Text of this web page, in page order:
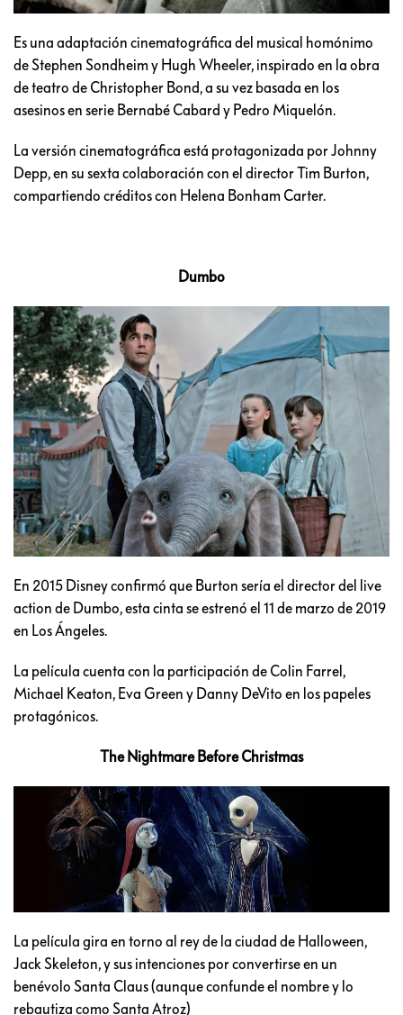
Es una adaptación cinematográfica del musical homónimo
de Stephen Sondheim y Hugh Wheeler, inspirado en la obra
de teatro de Christopher Bond, a su vez basada en los
asesinos en serie Bernabé Cabard y Pedro Miquelón.
La versión cinematográfica está protagonizada por Johnny
Depp, en su sexta colaboración con el director Tim Burton,
compartiendo créditos con Helena Bonham Carter.
Dumbo
En 2015 Disney confirmó que Burton sería el director del live
action de Dumbo, esta cinta se estrenó el 11 de marzo de 2019
en Los Ángeles.
La película cuenta con la participación de Colin Farrel,
Michael Keaton, Eva Green y Danny DeVito en los papeles
protagónicos.
The Nightmare Before Christmas
La película gira en torno al rey de la ciudad de Halloween,
Jack Skeleton, y sus intenciones por convertirse en un
benévolo Santa Claus (aunque confunde el nombre y lo
rebautiza como Santa Atroz)